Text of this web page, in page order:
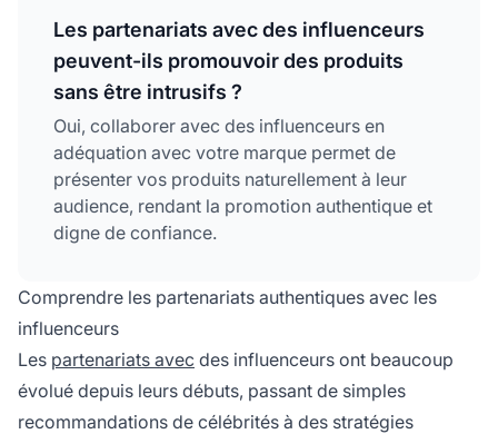
Les partenariats avec des influenceurs
peuvent-ils promouvoir des produits
sans être intrusifs ?
Oui, collaborer avec des influenceurs en
adéquation avec votre marque permet de
présenter vos produits naturellement à leur
audience, rendant la promotion authentique et
digne de confiance.
Comprendre les partenariats authentiques avec les
influenceurs
Les partenariats avec des influenceurs ont beaucoup
évolué depuis leurs débuts, passant de simples
recommandations de célébrités à des stratégies